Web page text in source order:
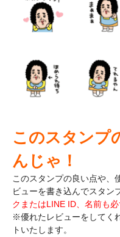
このスタンプ
んじゃ！
このスタンプの良い点や、
ビューを書き込んでスタン
クまたはLINE ID、名前も必
※優れたレビューをしてく
トいたします。